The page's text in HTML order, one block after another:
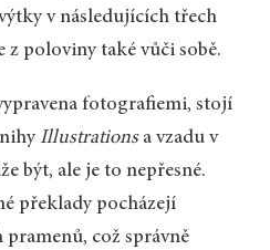
v následujících třech
z poloviny také vůči sobě.
fotografiemi, stojí
Illustrationsa vzadu v
být, ale je to nepřesné.
překlady pocházejí
což správně